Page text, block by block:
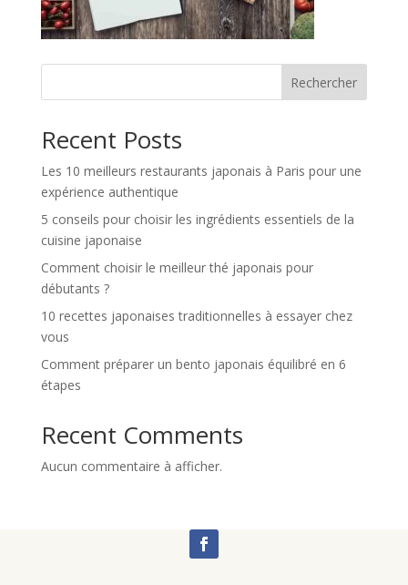
Rechercher
Recent Posts
Les 10 meilleurs restaurants japonais à Paris pour une
expérience authentique
5 conseils pour choisir les ingrédients essentiels de la
cuisine japonaise
Comment choisir le meilleur thé japonais pour
débutants ?
10 recettes japonaises traditionnelles à essayer chez
vous
Comment préparer un bento japonais équilibré en 6
étapes
Recent Comments
Aucun commentaire à afficher.